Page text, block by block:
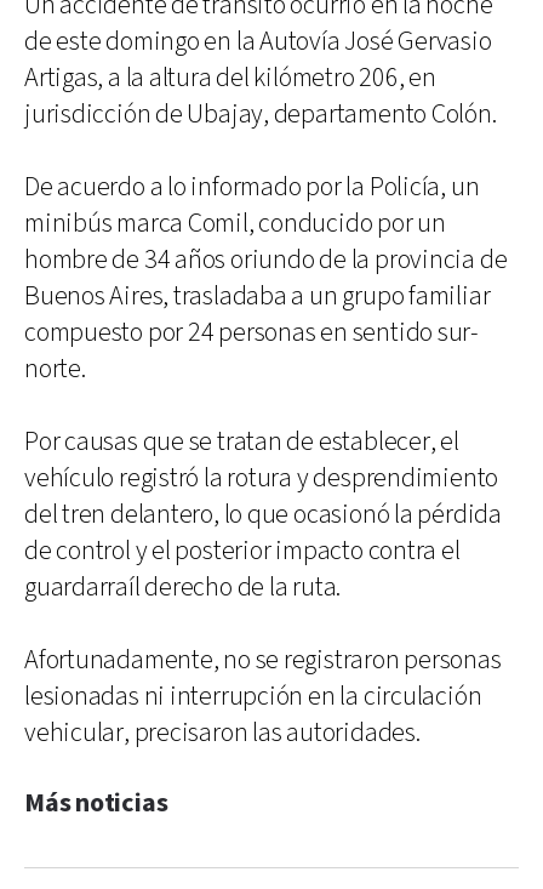
de este domingo en la Autovía José Gervasio
Artigas, a la altura del kilómetro 206, en
jurisdicción de Ubajay, departamento Colón.
De acuerdo a lo informado por la Policía, un
minibús marca Comil, conducido por un
hombre de 34 años oriundo de la provincia de
Buenos Aires, trasladaba a un grupo familiar
compuesto por 24 personas en sentido sur-
norte.
Por causas que se tratan de establecer, el
vehículo registró la rotura y desprendimiento
del tren delantero, lo que ocasionó la pérdida
de control y el posterior impacto contra el
guardarraíl derecho de la ruta.
Afortunadamente, no se registraron personas
lesionadas ni interrupción en la circulación
vehicular, precisaron las autoridades.
Más noticias